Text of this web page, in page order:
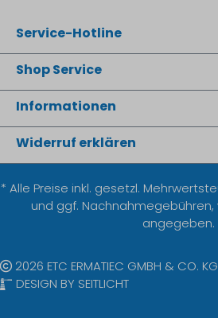
Service-Hotline
Shop Service
Informationen
Widerruf erklären
* Alle Preise inkl. gesetzl.
und ggf.
angegeben.
2026 ETC ERMATIEC GMBH & CO. KG
DESIGN BY SEITLICHT